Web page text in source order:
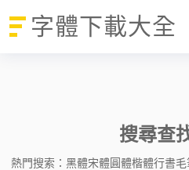
字體下載大全
搜尋查
熱門搜索： 黑體宋體圓體楷體行書